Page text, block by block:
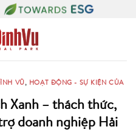
VŨ, HOẠT ĐỘNG - SỰ KIỆN CỦA
Xanh – thách thức,
doanh nghiệp Hải